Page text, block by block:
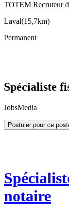
TOTEM Recruteur
Laval(15,7km)
Permanent
Spécialiste
JobsMedia
Postuler pour ce
notaire